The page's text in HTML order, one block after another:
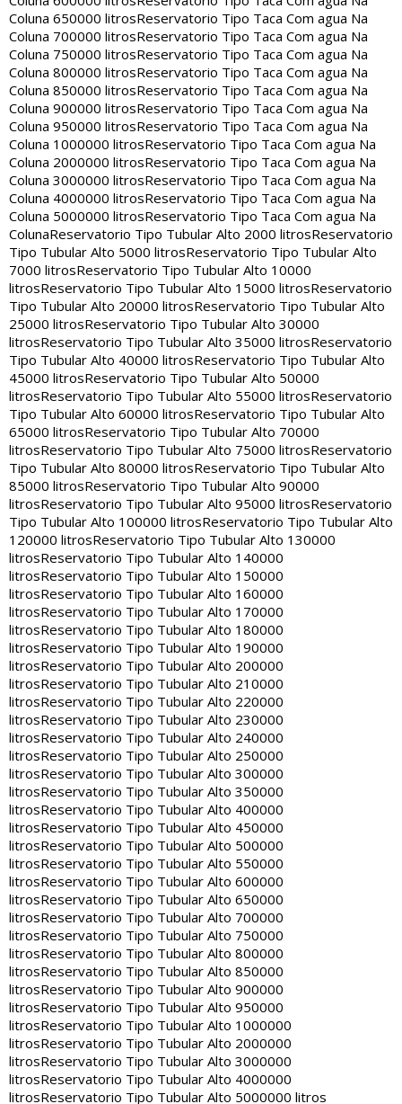
Coluna 650000 litrosReservatorio Tipo Taca Com agua Na
Coluna 700000 litrosReservatorio Tipo Taca Com agua Na
Coluna 750000 litrosReservatorio Tipo Taca Com agua Na
Coluna 800000 litrosReservatorio Tipo Taca Com agua Na
Coluna 850000 litrosReservatorio Tipo Taca Com agua Na
Coluna 900000 litrosReservatorio Tipo Taca Com agua Na
Coluna 950000 litrosReservatorio Tipo Taca Com agua Na
Coluna 1000000 litrosReservatorio Tipo Taca Com agua Na
Coluna 2000000 litrosReservatorio Tipo Taca Com agua Na
Coluna 3000000 litrosReservatorio Tipo Taca Com agua Na
Coluna 4000000 litrosReservatorio Tipo Taca Com agua Na
Coluna 5000000 litrosReservatorio Tipo Taca Com agua Na
ColunaReservatorio Tipo Tubular Alto 2000 litrosReservatorio
Tipo Tubular Alto 5000 litrosReservatorio Tipo Tubular Alto
7000 litrosReservatorio Tipo Tubular Alto 10000
litrosReservatorio Tipo Tubular Alto 15000 litrosReservatorio
Tipo Tubular Alto 20000 litrosReservatorio Tipo Tubular Alto
25000 litrosReservatorio Tipo Tubular Alto 30000
litrosReservatorio Tipo Tubular Alto 35000 litrosReservatorio
Tipo Tubular Alto 40000 litrosReservatorio Tipo Tubular Alto
45000 litrosReservatorio Tipo Tubular Alto 50000
litrosReservatorio Tipo Tubular Alto 55000 litrosReservatorio
Tipo Tubular Alto 60000 litrosReservatorio Tipo Tubular Alto
65000 litrosReservatorio Tipo Tubular Alto 70000
litrosReservatorio Tipo Tubular Alto 75000 litrosReservatorio
Tipo Tubular Alto 80000 litrosReservatorio Tipo Tubular Alto
85000 litrosReservatorio Tipo Tubular Alto 90000
litrosReservatorio Tipo Tubular Alto 95000 litrosReservatorio
Tipo Tubular Alto 100000 litrosReservatorio Tipo Tubular Alto
120000 litrosReservatorio Tipo Tubular Alto 130000
litrosReservatorio Tipo Tubular Alto 140000
litrosReservatorio Tipo Tubular Alto 150000
litrosReservatorio Tipo Tubular Alto 160000
litrosReservatorio Tipo Tubular Alto 170000
litrosReservatorio Tipo Tubular Alto 180000
litrosReservatorio Tipo Tubular Alto 190000
litrosReservatorio Tipo Tubular Alto 200000
litrosReservatorio Tipo Tubular Alto 210000
litrosReservatorio Tipo Tubular Alto 220000
litrosReservatorio Tipo Tubular Alto 230000
litrosReservatorio Tipo Tubular Alto 240000
litrosReservatorio Tipo Tubular Alto 250000
litrosReservatorio Tipo Tubular Alto 300000
litrosReservatorio Tipo Tubular Alto 350000
litrosReservatorio Tipo Tubular Alto 400000
litrosReservatorio Tipo Tubular Alto 450000
litrosReservatorio Tipo Tubular Alto 500000
litrosReservatorio Tipo Tubular Alto 550000
litrosReservatorio Tipo Tubular Alto 600000
litrosReservatorio Tipo Tubular Alto 650000
litrosReservatorio Tipo Tubular Alto 700000
litrosReservatorio Tipo Tubular Alto 750000
litrosReservatorio Tipo Tubular Alto 800000
litrosReservatorio Tipo Tubular Alto 850000
litrosReservatorio Tipo Tubular Alto 900000
litrosReservatorio Tipo Tubular Alto 950000
litrosReservatorio Tipo Tubular Alto 1000000
litrosReservatorio Tipo Tubular Alto 2000000
litrosReservatorio Tipo Tubular Alto 3000000
litrosReservatorio Tipo Tubular Alto 4000000
litrosReservatorio Tipo Tubular Alto 5000000 litros